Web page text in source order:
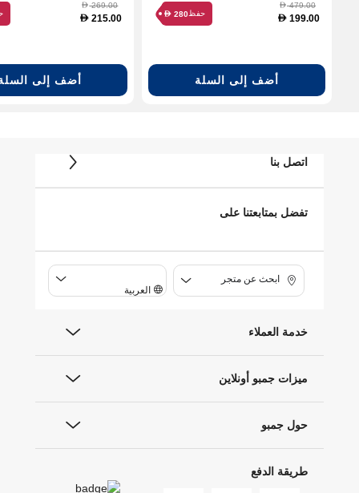
D479.00
D 199.00 حفظ D 280
أضف إلى السلة
D269.00
D 215.00
أضف إلى
اتصل بنا
تفضل بمتابعتنا على
ابحث عن متجر
العربية
خدمة العملاء
ميزات جمبو أونلاين
حول جمبو
طريقة الدفع